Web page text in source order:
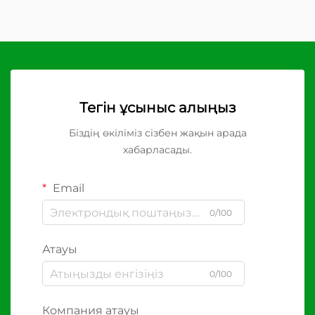
Тегін ұсыныс алыңыз
Біздің өкіліміз сізбен жақын арада
хабарласады.
Email
0/100
Атауы
0/100
Компания атауы